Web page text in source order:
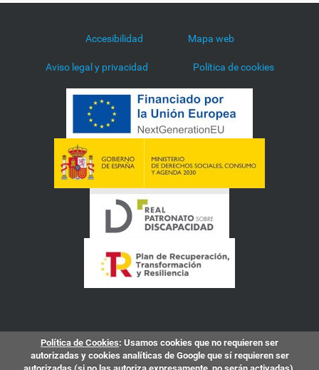
Accesibilidad Mapa web
Aviso legal y privacidad Política de cookies
Política de Cookies: Usamos cookies que no requieren ser
autorizadas y cookies analíticas de Google que sí requieren ser